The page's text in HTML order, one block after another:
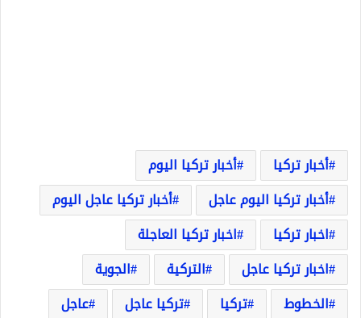
أخبار تركيا
أخبار تركيا اليوم
أخبار تركيا اليوم عاجل
أخبار تركيا عاجل اليوم
اخبار تركيا
اخبار تركيا العاجلة
اخبار تركيا عاجل
التركية
الجوية
الخطوط
تركيا تركيا عاجل
عاجل